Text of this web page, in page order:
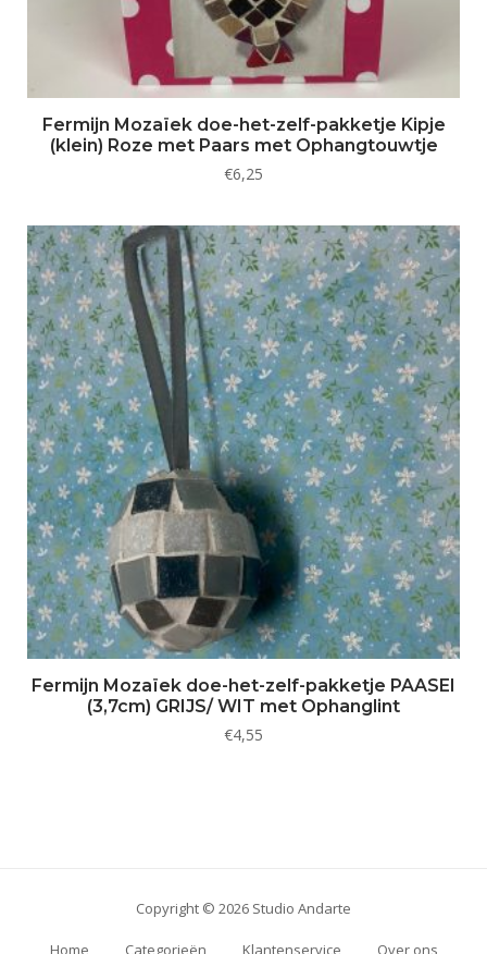
Fermijn Mozaïek doe-het-zelf-pakketje Kipje
(klein) Roze met Paars met Ophangtouwtje
€6,25
Fermijn Mozaïek doe-het-zelf-pakketje PAASEI
(3,7cm) GRIJS/ WIT met Ophanglint
€4,55
Copyright © 2026 Studio Andarte